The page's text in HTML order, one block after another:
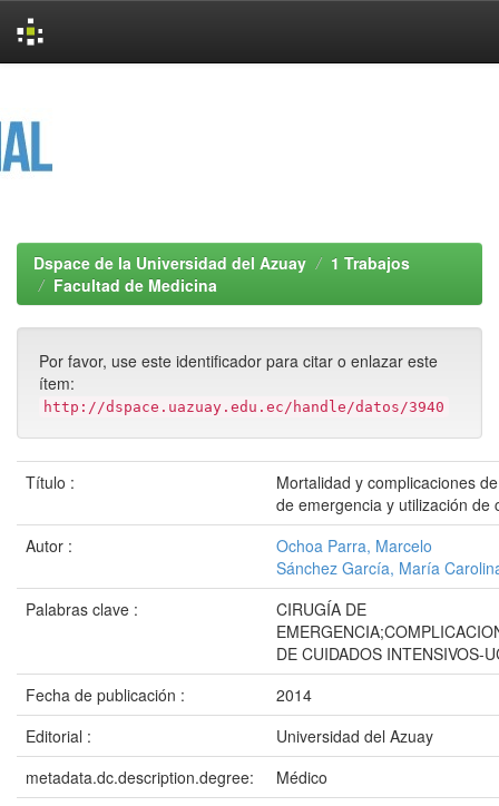
Dspace de la Universidad del Azuay
1 Trabajos
Facultad de Medicina
Por favor, use este identificador para citar o enlazar este
ítem:
http://dspace.uazuay.edu.ec/handle/datos/3940
Título :
Mortalidad y complicaciones
de emergencia y utilización de
Autor :
Ochoa Parra, Marcelo
Sánchez García, María
Palabras clave :
CIRUGÍA DE
DE CUIDADOS INTENSIVOS-
Fecha de publicación :
2014
Editorial :
Universidad del Azuay
metadata.dc.description.degree:
Médico